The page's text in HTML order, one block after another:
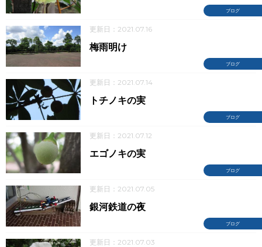
ブログ
更新日：2021.07.16
ブログ
梅雨明け
更新日：2021.07.14
ブログ
トチノキの実
更新日：2021.07.12
ブログ
エゴノキの実
更新日：2021.07.05
ブログ
銀河鉄道の夜
更新日：2021.07.03